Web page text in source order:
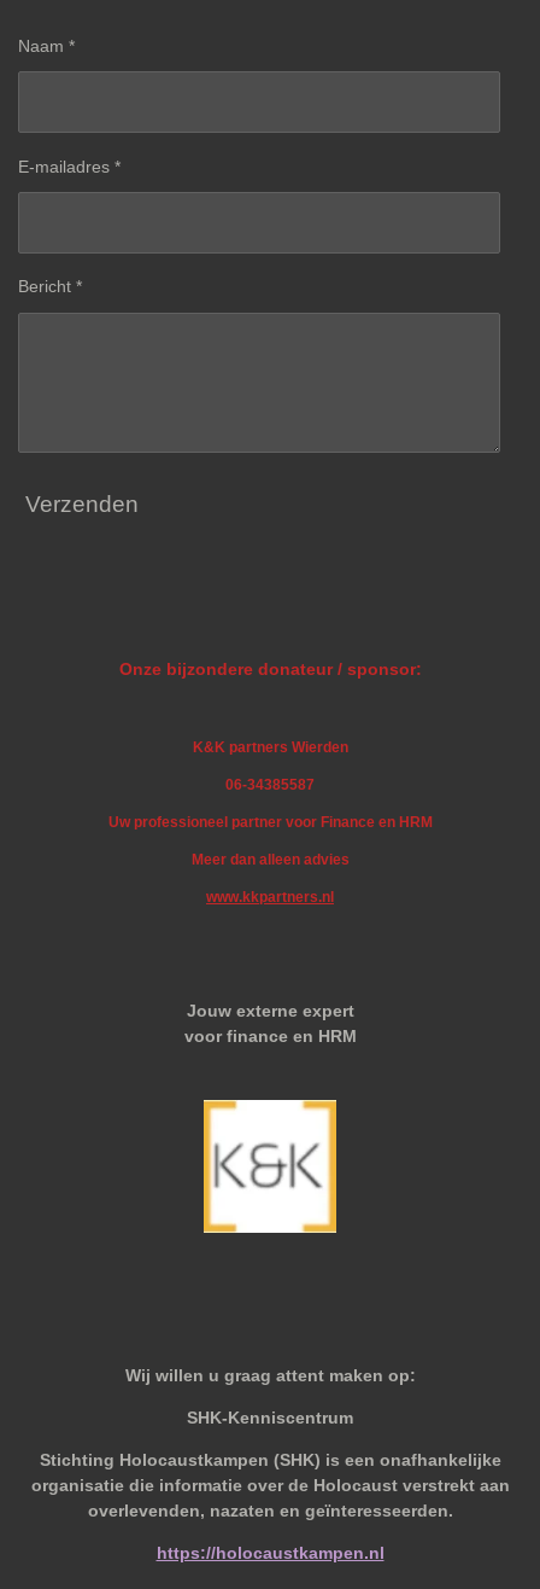
Naam *
E-mailadres *
Bericht *
Verzenden
Onze bijzondere donateur / sponsor:
K&K partners Wierden
06-34385587
Uw professioneel partner voor Finance en HRM
Meer dan alleen advies
www.kkpartners.nl
Jouw externe expert
voor finance en HRM
Wij willen u graag attent maken op:
SHK-Kenniscentrum
Stichting Holocaustkampen (SHK) is een onafhankelijke
organisatie die informatie over de Holocaust verstrekt aan
overlevenden, nazaten en geïnteresseerden.
https://holocaustkampen.nl